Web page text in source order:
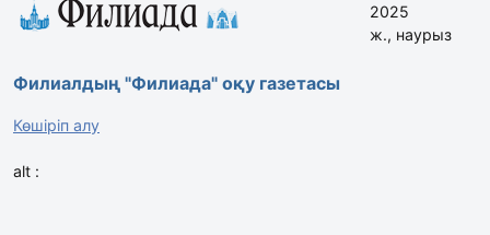
2025
ж., наурыз
Филиалдың "Филиада" оқу газетасы
Көшіріп алу
alt :